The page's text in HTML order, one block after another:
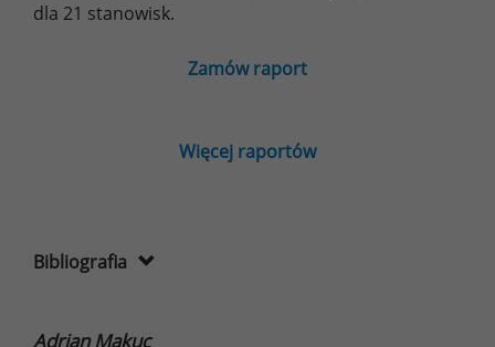
dla 21 stanowisk.
Zamów raport
Więcej raportów
Bibliografia
Adrian Makuc